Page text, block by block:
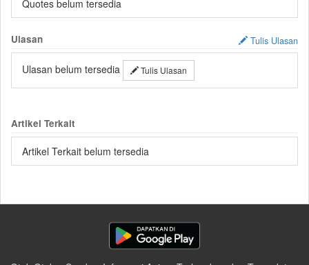
Quotes belum tersedia
Ulasan Tulis Ulasan
Ulasan belum tersedia Tulis Ulasan
Artikel Terkait
Artikel Terkait belum tersedia